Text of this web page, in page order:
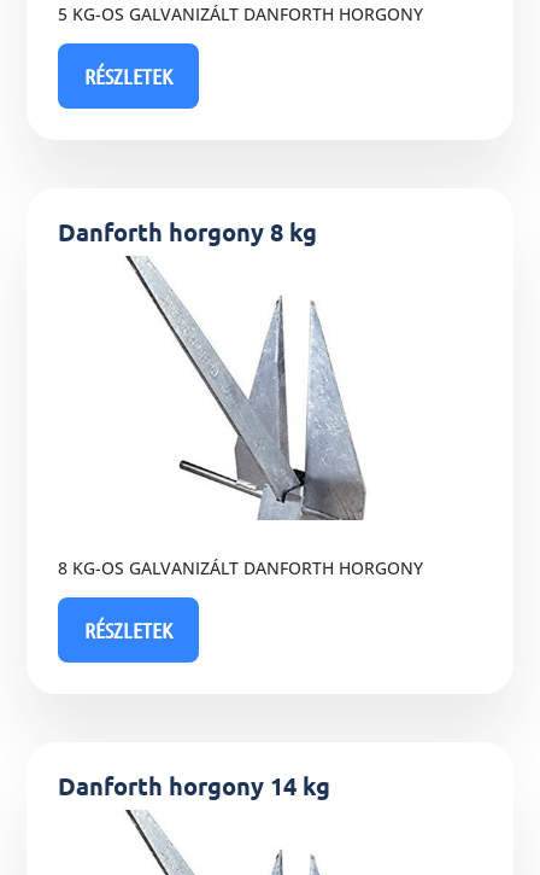
5 KG-OS GALVANIZÁLT DANFORTH HORGONY
RÉSZLETEK
Danforth horgony 8 kg
8 KG-OS GALVANIZÁLT DANFORTH HORGONY
RÉSZLETEK
Danforth horgony 14 kg